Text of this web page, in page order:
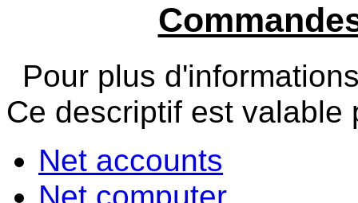
Pour plus
Ce descriptif est valable
Net accounts
Net computer